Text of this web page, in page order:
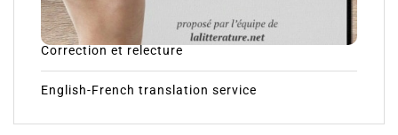
Correction et relecture
English-French translation service